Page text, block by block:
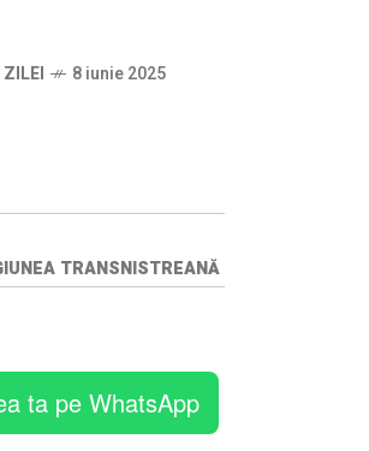
8 iunie 2025
TRANSNISTREANĂ
ta pe WhatsApp